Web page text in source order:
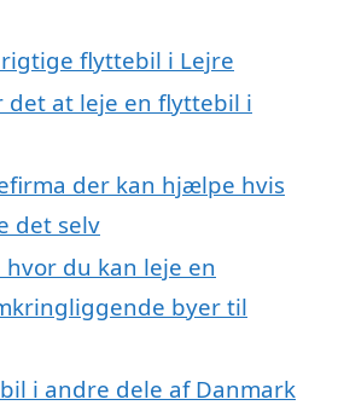
flyttebil i Lejre
det at leje en flyttebil i
der kan hjælpe hvis
det selv
hvor du kan leje en
byer til
i andre dele af Danmark